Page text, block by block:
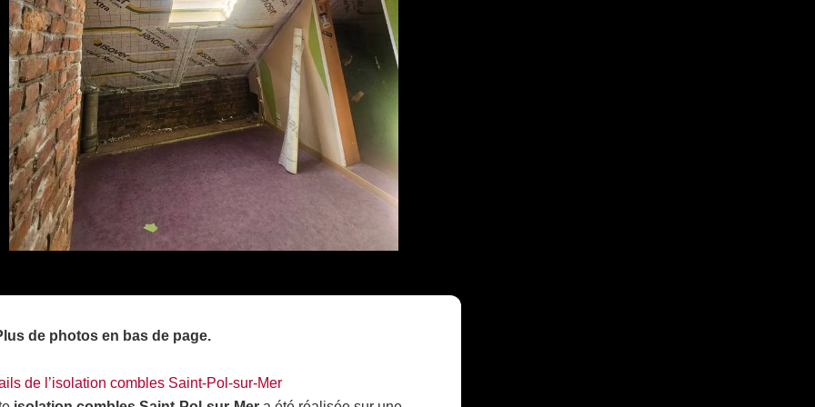
de photos en bas de page.
de l’isolation combles Saint-Pol-sur-Mer